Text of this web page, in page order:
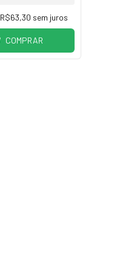
R$63,30 sem juros
COMPRAR